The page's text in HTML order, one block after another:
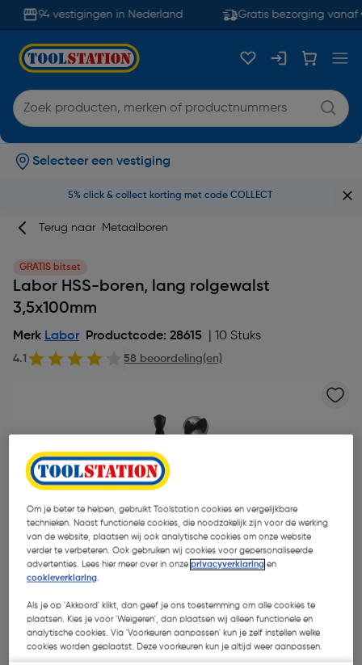
94 vestigingen in Nederland Gratis bezorging vanaf
Selecteer een vestiging
5% click & collect korting met code COLLECT
Terug naar Metaalboren
GRATIS bitset
Labor HSS-boren, lang rolgewalst
3,5x100mm
Merk Labor Productcode: 28615 | 10 Stuks
4.1 58 beoordeling(en)
Om je beter te helpen, gebruikt Toolstation cookies en vergelijkbare
technieken. Naast functionele cookies, die noodzakelijk zijn voor de werking
van de website, plaatsen wij ook analytische cookies om onze website
verder te verbeteren. Ook gebruiken wij cookies voor gepersonaliseerde
advertenties. Lees hier meer over in onzeprivacyverklaring en
cookieverklaring.
Als je op 'Akkoord' klikt, dan geef je ons toestemming om alle cookies te
plaatsen. Kies je voor 'Weigeren', dan plaatsen wij alleen functionele en
analytische cookies. Via 'Voorkeuren aanpassen' kun je zelf instellen welke
cookies worden geplaatst. Deze voorkeuren kun je altijd weer aanpassen.